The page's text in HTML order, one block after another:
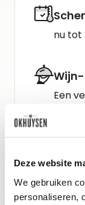
Deze website
We gebruiken
personaliseren,
nu tot
Een
zeer
koud